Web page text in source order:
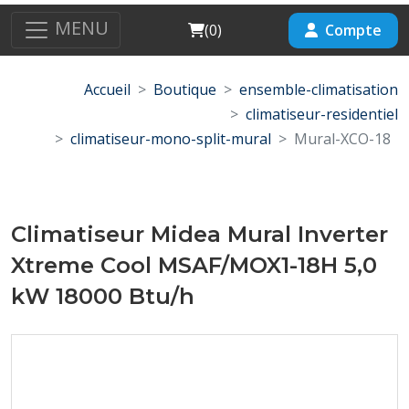
MENU Cart
(0) Compte
Accueil Boutique
ensemble-climatisation
climatiseur-residentiel
climatiseur-mono-split-mural
Mural-XCO-18
Climatiseur Midea Mural Inverter
Xtreme Cool MSAF/MOX1-18H 5,0
kW 18000 Btu/h